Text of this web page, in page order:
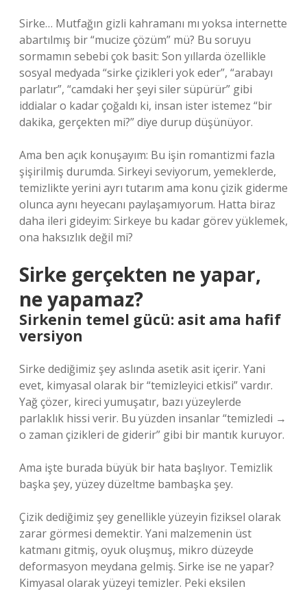
Sirke… Mutfağın gizli kahramanı mı yoksa internette
abartılmış bir “mucize çözüm” mü? Bu soruyu
sormamın sebebi çok basit: Son yıllarda özellikle
sosyal medyada “sirke çizikleri yok eder”, “arabayı
parlatır”, “camdaki her şeyi siler süpürür” gibi
iddialar o kadar çoğaldı ki, insan ister istemez “bir
dakika, gerçekten mi?” diye durup düşünüyor.
Ama ben açık konuşayım: Bu işin romantizmi fazla
şişirilmiş durumda. Sirkeyi seviyorum, yemeklerde,
temizlikte yerini ayrı tutarım ama konu çizik giderme
olunca aynı heyecanı paylaşamıyorum. Hatta biraz
daha ileri gideyim: Sirkeye bu kadar görev yüklemek,
ona haksızlık değil mi?
Sirke gerçekten ne yapar,
ne yapamaz?
Sirkenin temel gücü: asit ama hafif
versiyon
Sirke dediğimiz şey aslında asetik asit içerir. Yani
evet, kimyasal olarak bir “temizleyici etkisi” vardır.
Yağ çözer, kireci yumuşatır, bazı yüzeylerde
parlaklık hissi verir. Bu yüzden insanlar “temizledi →
o zaman çizikleri de giderir” gibi bir mantık kuruyor.
Ama işte burada büyük bir hata başlıyor. Temizlik
başka şey, yüzey düzeltme bambaşka şey.
Çizik dediğimiz şey genellikle yüzeyin fiziksel olarak
zarar görmesi demektir. Yani malzemenin üst
katmanı gitmiş, oyuk oluşmuş, mikro düzeyde
deformasyon meydana gelmiş. Sirke ise ne yapar?
Kimyasal olarak yüzeyi temizler. Peki eksilen